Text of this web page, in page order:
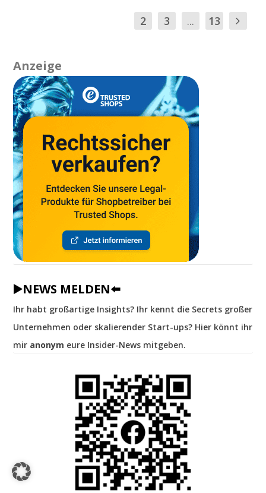
2 3 ... 13
Anzeige
▶️NEWS MELDEN⬅️
Ihr habt großartige Insights? Ihr kennt die Secrets großer
Unternehmen oder skalierender Start-ups? Hier könnt ihr
mir anonym eure Insider-News mitgeben.